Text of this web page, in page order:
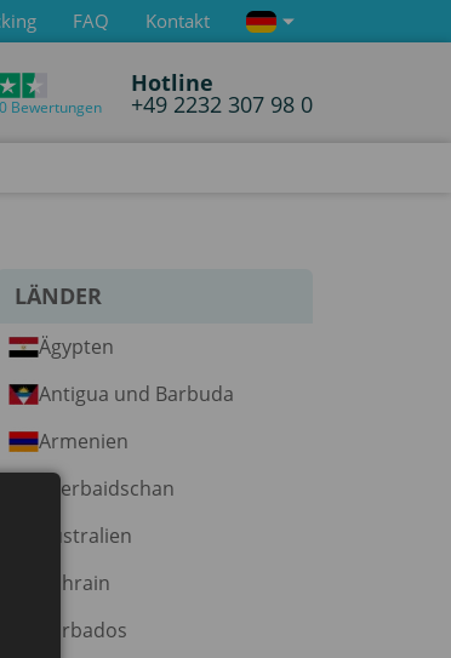
FAQ Kontakt
Bewertungen
Hotline
+49 2232 307 98 0
LÄNDER
Ägypten
Antigua und Barbuda
Armenien
Aserbaidschan
Australien
Bahrain
Barbados